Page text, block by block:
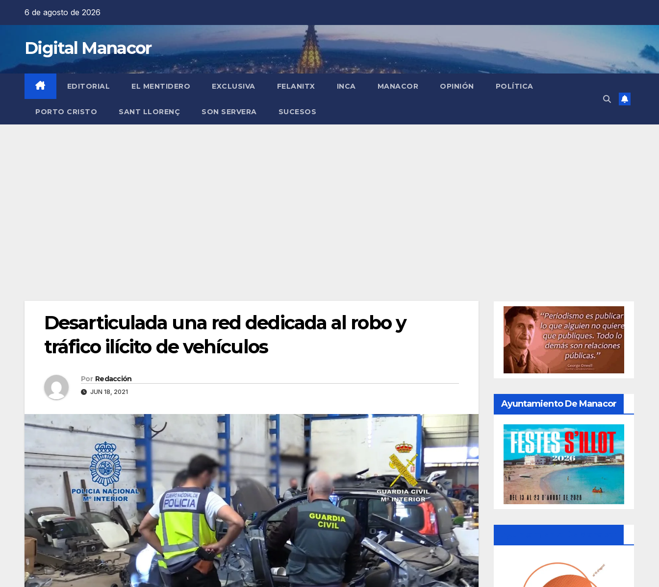
6 de agosto de 2026
Digital Manacor
EDITORIAL EL MENTIDERO EXCLUSIVA FELANITX INCA MANACOR OPINIÓN POLÍTICA
PORTO CRISTO SANT LLORENÇ SON SERVERA SUCESOS
Desarticulada una red dedicada al robo y
tráfico ilícito de vehículos
Por Redacción
JUN 18, 2021
Ayuntamiento De Manacor